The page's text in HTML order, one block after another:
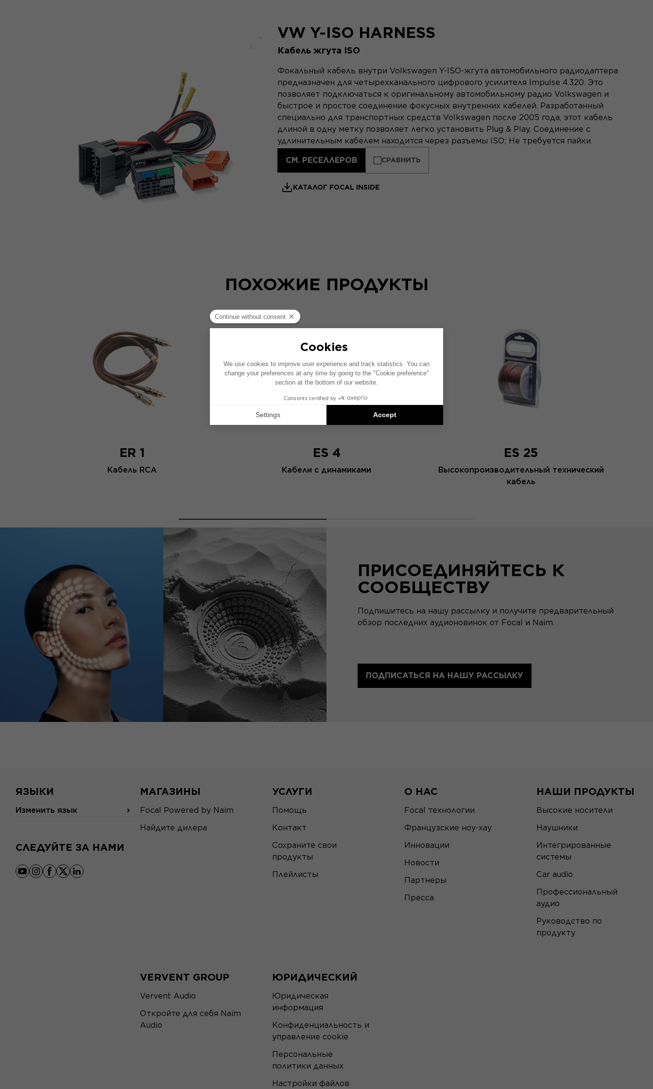
Полный экран
VW Y-ISO HARNESS
Кабель жгута ISO
Фокальный кабель внутри Volkswagen Y-ISO-жгута автомобильного радиодаптера
предназначен для четырехканального цифрового усилителя Impulse 4.320. Это
позволяет подключаться к оригинальному автомобильному радио Volkswagen и
быстрое и простое соединение фокусных внутренних кабелей. Разработанный
специально для транспортных средств Volkswagen после 2005 года, этот кабель
длиной в одну метку позволяет легко установить Plug & Play. Соединение с
удлинительным кабелем находится через разъемы ISO; Не требуется пайки.
СМ. РЕСЕЛЛЕРОВ СРАВНИТЬ
КАТАЛОГ FOCAL INSIDE
ПОХОЖИЕ ПРОДУКТЫ
ER 1
Кабель RCA
ES 4
Кабели с динамиками
ES 25
Высокопроизводительный технический
кабель
ПРИСОЕДИНЯЙТЕСЬ К
СООБЩЕСТВУ
Подпишитесь на нашу рассылку и получите предварительный
обзор последних аудионовинок от Focal и Naim.
ПОДПИСАТЬСЯ НА НАШУ РАССЫЛКУ
ЯЗЫКИ
Изменить язык
СЛЕДУЙТЕ ЗА НАМИ
youtube
instagram
facebook
x linkedin
МАГАЗИНЫ
Focal Powered by Naim
Найдите дилера
УСЛУГИ
Помощь
Контакт
Сохраните свои
продукты
Плейлисты
О НАС
Focal технологии
Французские ноу-хау
Инновации
Новости
Партнеры
Пресса
НАШИ ПРОДУКТЫ
Высокие носители
Наушники
Интегрированные
системы
Car audio
Профессиональный
аудио
Руководство по
продукту
VERVENT GROUP
Vervent Audio
Откройте для себя Naim
Audio
ЮРИДИЧЕСКИЙ
Юридическая
информация
Конфиденциальность и
управление cookie
Персональные
политики данных
Настройки файлов